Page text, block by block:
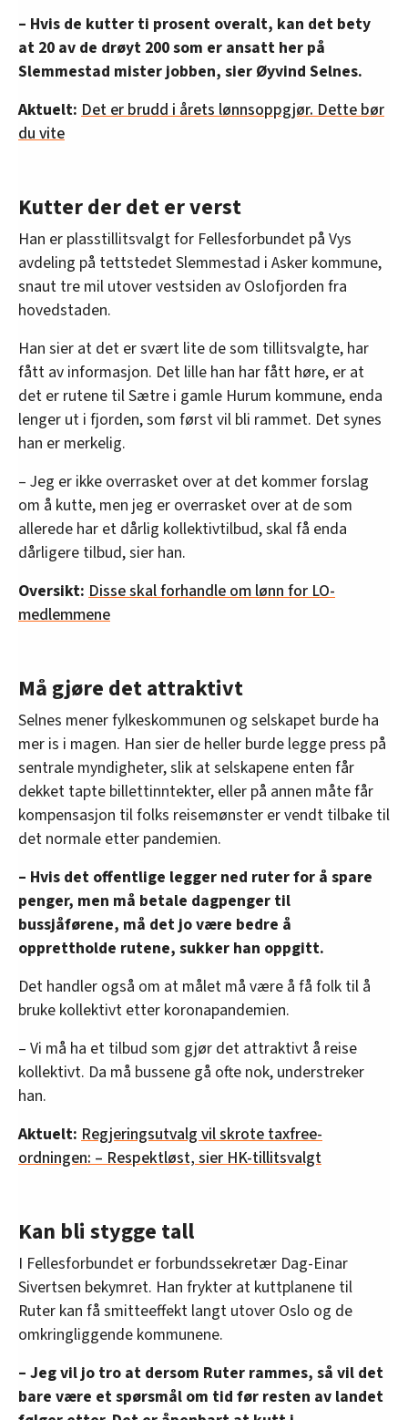
– Hvis de kutter ti prosent overalt, kan det bety
at 20 av de drøyt 200 som er ansatt her på
Slemmestad mister jobben, sier Øyvind Selnes.
Aktuelt: Det er brudd i årets lønnsoppgjør. Dette bør
du vite
Kutter der det er verst
Han er plasstillitsvalgt for Fellesforbundet på Vys
avdeling på tettstedet Slemmestad i Asker kommune,
snaut tre mil utover vestsiden av Oslofjorden fra
hovedstaden.
Han sier at det er svært lite de som tillitsvalgte, har
fått av informasjon. Det lille han har fått høre, er at
det er rutene til Sætre i gamle Hurum kommune, enda
lenger ut i fjorden, som først vil bli rammet. Det synes
han er merkelig.
– Jeg er ikke overrasket over at det kommer forslag
om å kutte, men jeg er overrasket over at de som
allerede har et dårlig kollektivtilbud, skal få enda
dårligere tilbud, sier han.
Oversikt: Disse skal forhandle om lønn for LO-
medlemmene
Må gjøre det attraktivt
Selnes mener fylkeskommunen og selskapet burde ha
mer is i magen. Han sier de heller burde legge press på
sentrale myndigheter, slik at selskapene enten får
dekket tapte billettinntekter, eller på annen måte får
kompensasjon til folks reisemønster er vendt tilbake til
det normale etter pandemien.
– Hvis det offentlige legger ned ruter for å spare
penger, men må betale dagpenger til
bussjåførene, må det jo være bedre å
opprettholde rutene, sukker han oppgitt.
Det handler også om at målet må være å få folk til å
bruke kollektivt etter koronapandemien.
– Vi må ha et tilbud som gjør det attraktivt å reise
kollektivt. Da må bussene gå ofte nok, understreker
han.
Aktuelt: Regjeringsutvalg vil skrote taxfree-
ordningen: – Respektløst, sier HK-tillitsvalgt
Kan bli stygge tall
I Fellesforbundet er forbundssekretær Dag-Einar
Sivertsen bekymret. Han frykter at kuttplanene til
Ruter kan få smitteeffekt langt utover Oslo og de
omkringliggende kommunene.
– Jeg vil jo tro at dersom Ruter rammes, så vil det
bare være et spørsmål om tid før resten av landet